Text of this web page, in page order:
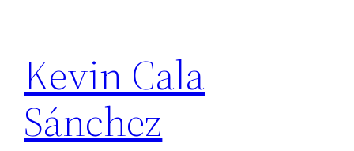
content
Kevin Cala
Sánchez